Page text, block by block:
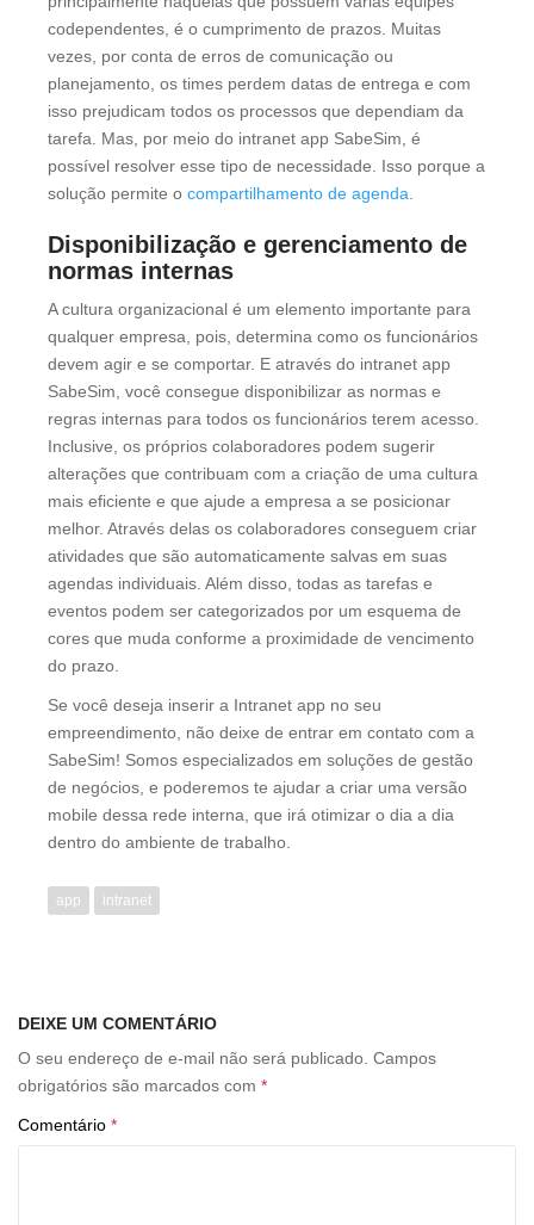
codependentes, é o cumprimento de prazos. Muitas
vezes, por conta de erros de comunicação ou
planejamento, os times perdem datas de entrega e com
isso prejudicam todos os processos que dependiam da
tarefa. Mas, por meio do intranet app SabeSim, é
possível resolver esse tipo de necessidade. Isso porque a
solução permite o compartilhamento de agenda.
Disponibilização e gerenciamento de
normas internas
A cultura organizacional é um elemento importante para
qualquer empresa, pois, determina como os funcionários
devem agir e se comportar. E através do intranet app
SabeSim, você consegue disponibilizar as normas e
regras internas para todos os funcionários terem acesso.
Inclusive, os próprios colaboradores podem sugerir
alterações que contribuam com a criação de uma cultura
mais eficiente e que ajude a empresa a se posicionar
melhor. Através delas os colaboradores conseguem criar
atividades que são automaticamente salvas em suas
agendas individuais. Além disso, todas as tarefas e
eventos podem ser categorizados por um esquema de
cores que muda conforme a proximidade de vencimento
do prazo.
Se você deseja inserir a Intranet app no seu
empreendimento, não deixe de entrar em contato com a
SabeSim! Somos especializados em soluções de gestão
de negócios, e poderemos te ajudar a criar uma versão
mobile dessa rede interna, que irá otimizar o dia a dia
dentro do ambiente de trabalho.
app intranet
DEIXE UM COMENTÁRIO
O seu endereço de e-mail não será publicado. Campos
obrigatórios são marcados com *
Comentário *